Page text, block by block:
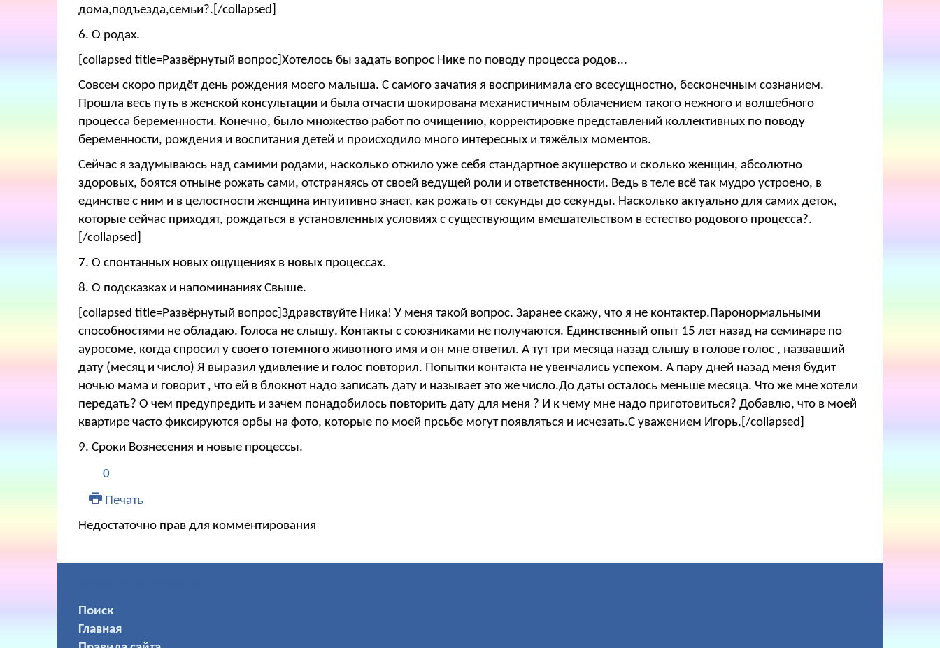
дома,подъезда,семьи?.[/collapsed]
6. О родах.
[collapsed title=Развёрнутый вопрос]Хотелось бы задать вопрос Нике по поводу процесса родов...
Совсем скоро придёт день рождения моего малыша. С самого зачатия я воспринимала его всесущностно, бесконечным сознанием.
Прошла весь путь в женской консультации и была отчасти шокирована механистичным облачением такого нежного и волшебного
процесса беременности. Конечно, было множество работ по очищению, корректировке представлений коллективных по поводу
беременности, рождения и воспитания детей и происходило много интересных и тяжёлых моментов.
Сейчас я задумываюсь над самими родами, насколько отжило уже себя стандартное акушерство и сколько женщин, абсолютно
здоровых, боятся отныне рожать сами, отстраняясь от своей ведущей роли и ответственности. Ведь в теле всё так мудро устроено, в
единстве с ним и в целостности женщина интуитивно знает, как рожать от секунды до секунды. Насколько актуально для самих деток,
которые сейчас приходят, рождаться в установленных условиях с существующим вмешательством в естество родового процесса?.
[/collapsed]
7. О спонтанных новых ощущениях в новых процессах.
8. О подсказках и напоминаниях Свыше.
[collapsed title=Развёрнутый вопрос]Здравствуйте Ника! У меня такой вопрос. Заранее скажу, что я не контактер.Паронормальными
способностями не обладаю. Голоса не слышу. Контакты с союзниками не получаются. Единственный опыт 15 лет назад на семинаре по
ауросоме, когда спросил у своего тотемного животного имя и он мне ответил. А тут три месяца назад слышу в голове голос , назвавший
дату (месяц и число) Я выразил удивление и голос повторил. Попытки контакта не увенчались успехом. А пару дней назад меня будит
ночью мама и говорит , что ей в блокнот надо записать дату и называет это же число.До даты осталось меньше месяца. Что же мне хотели
передать? О чем предупредить и зачем понадобилось повторить дату для меня ? И к чему мне надо приготовиться? Добавлю, что в моей
квартире часто фиксируются орбы на фото, которые по моей прсьбе могут появляться и исчезать.С уважением Игорь.[/collapsed]
9. Сроки Вознесения и новые процессы.
0
Печать
Недостаточно прав для комментирования
Поиск
Главная